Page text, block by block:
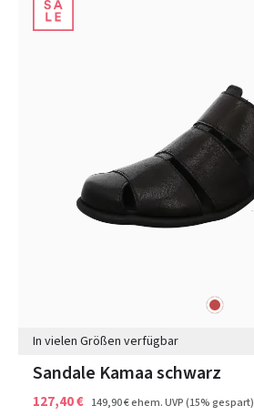
rot
In vielen Größen verfügbar
Sandale Kamaa schwarz
127,40 € 149,90 €ehem. UVP(15% gespart)